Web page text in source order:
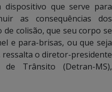
que serve para
as consequências dos
de colisão, que seu corpo se
e para-brisas, ou que seja
o diretor-presidente
Trânsito (Detran-MS),